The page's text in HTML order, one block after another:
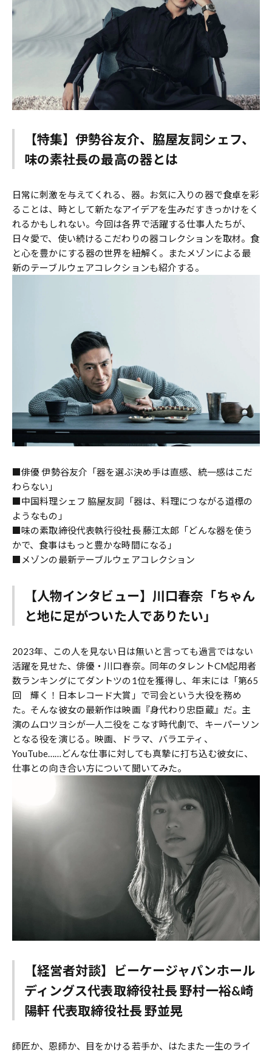
【特集】伊勢谷友介、脇屋友詞シェフ、
味の素社長の最高の器とは
日常に刺激を与えてくれる、器。お気に入りの器で食卓を彩
ることは、時として新たなアイデアを生みだすきっかけをく
れるかもしれない。今回は各界で活躍する仕事人たちが、
日々愛で、使い続けるこだわりの器コレクションを取材。食
と心を豊かにする器の世界を紐解く。またメゾンによる最
新のテーブルウェアコレクションも紹介する。
■俳優 伊勢谷友介「器を選ぶ決め手は直感、統一感はこだ
わらない」
■中国料理シェフ 脇屋友詞「器は、料理につながる道標の
ようなもの」
■味の素取締役代表執行役社長 藤江太郎「どんな器を使う
かで、食事はもっと豊かな時間になる」
■メゾンの最新テーブルウェアコレクション
【人物インタビュー】川口春奈「ちゃん
と地に足がついた人でありたい」
2023年、この人を見ない日は無いと言っても過言ではない
活躍を見せた、俳優・川口春奈。同年のタレントCM起用者
数ランキングにてダントツの1位を獲得し、年末には「第65
回 輝く！日本レコード大賞」で司会という大役を務め
た。そんな彼女の最新作は映画『身代わり忠臣蔵』だ。主
演のムロツヨシが一人二役をこなす時代劇で、キーパーソン
となる役を演じる。映画、ドラマ、バラエティ、
YouTube……どんな仕事に対しても真摯に打ち込む彼女に、
仕事との向き合い方について聞いてみた。
【経営者対談】ビーケージャパンホール
ディングス代表取締役社長 野村一裕&崎
陽軒 代表取締役社長 野並晃
師匠か、恩師か、目をかける若手か、はたまた一生のライ